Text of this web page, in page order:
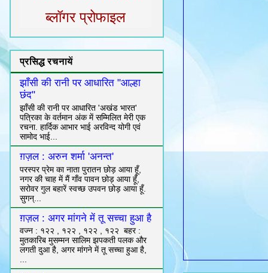
ब्लॉगर प्रोफाइल
प्रसिद्ध रचनायें
झाँसी की रानी पर आधारित "आल्हा
छंद"
झाँसी की रानी पर आधारित 'अखंड भारत'
पत्रिका के वर्तमान अंक में सम्मिलित मेरी एक
रचना. हार्दिक आभार भाई अरविन्द योगी एवं
सामोद भाई...
ग़ज़ल : अरुन शर्मा 'अनन्त'
परस्पर प्रेम का नाता पुरातन छोड़ आया हूँ,
नगर की चाह में मैं गाँव पावन छोड़ आया हूँ,
सरोवर गुल बहारें स्वच्छ उपवन छोड़ आया हूँ.
सुगन्...
ग़ज़ल : अगर मांगने में तू सच्चा हुआ है
वज्न : १२२ , १२२ , १२२ , १२२ बहर :
मुतकारिब मुसम्मन सालिम झपकती पलक और
लगती दुआ है, अगर मांगने में तू सच्चा हुआ है,
...